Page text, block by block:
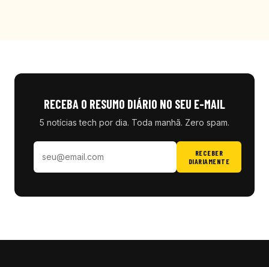
RECEBA O RESUMO DIÁRIO NO SEU E-MAIL
5 notícias tech por dia. Toda manhã. Zero spam.
RECEBER
DIARIAMENTE